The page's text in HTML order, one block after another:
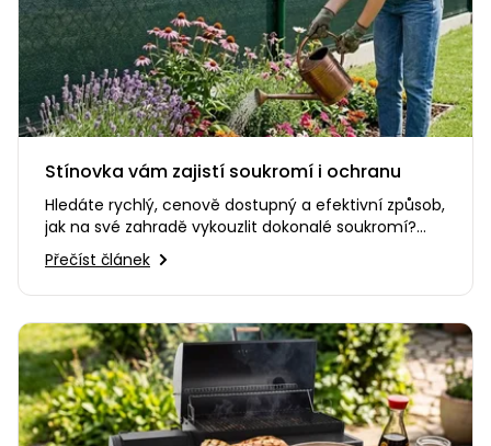
Stínovka vám zajistí soukromí i ochranu
Hledáte rychlý, cenově dostupný a efektivní způsob,
jak na své zahradě vykouzlit dokonalé soukromí?
Nebo potřebujete…
Přečíst článek